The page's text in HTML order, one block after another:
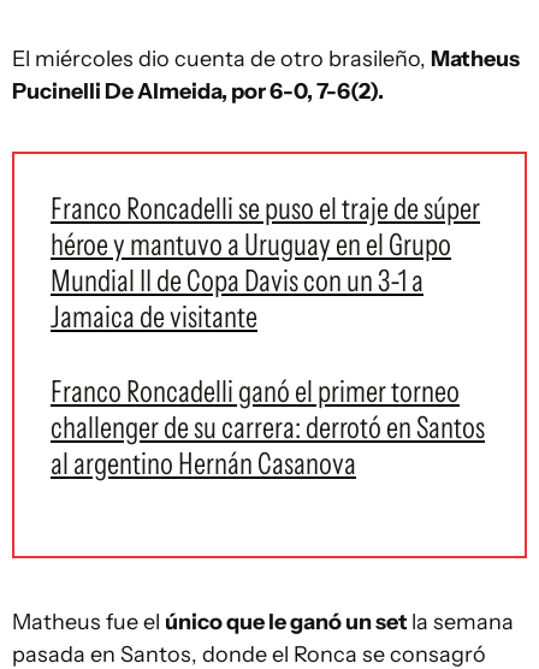
El miércoles dio cuenta de otro brasileño, Matheus
Pucinelli De Almeida, por 6-0, 7-6(2).
Franco Roncadelli se puso el traje de súper
héroe y mantuvo a Uruguay en el Grupo
Mundial II de Copa Davis con un 3-1 a
Jamaica de visitante
Franco Roncadelli ganó el primer torneo
challenger de su carrera: derrotó en Santos
al argentino Hernán Casanova
Matheus fue el único que le ganó un set la semana
pasada en Santos, donde el Ronca se consagró